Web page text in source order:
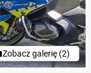
kierowcy,
1400
worków z
Zobacz galerię (2)